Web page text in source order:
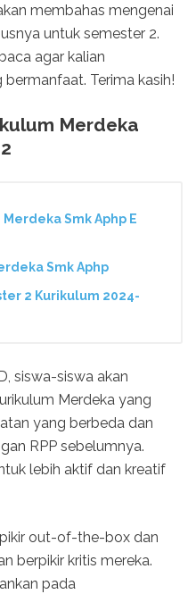
membahas mengenai
untuk semester 2.
agar kalian
Terima kasih!
Merdeka
Smk Aphp E
Smk Aphp
2 Kurikulum 2024-
siswa-siswa akan
Merdeka yang
yang berbeda dan
RPP sebelumnya.
lebih aktif dan kreatif
out-of-the-box dan
berpikir kritis mereka.
pada